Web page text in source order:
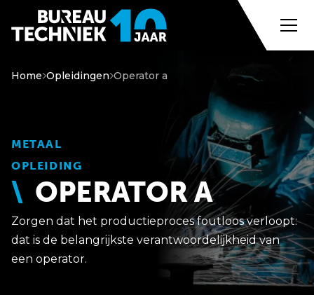
Home Opleidingen Operator a
METAAL
OPLEIDING
OPERATOR A
Zorgen dat het productieproces foutloos verloopt:
dat is de belangrijkste verantwoordelijkheid van
een operator.